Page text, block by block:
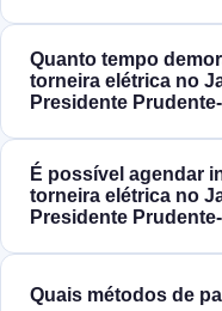
Quanto tempo
torneira elétrica no
Presidente
É possível agendar
torneira elétrica no
Presidente
Quais métodos de